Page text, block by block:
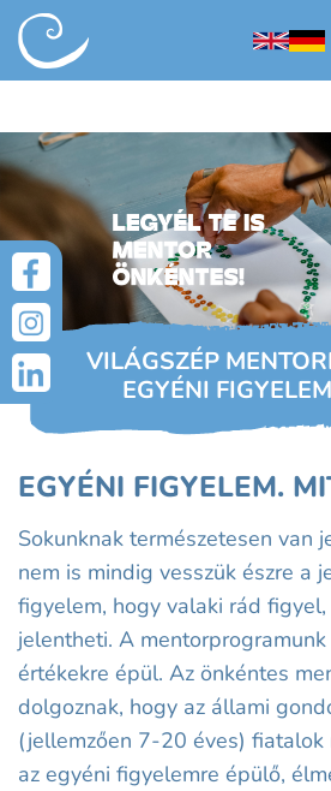
UGRÁS A TARTALOMRA
VILÁGSZÉP
EGYÉNI
EGYÉNI FIGYELEM.
Sokunknak természetesen van
nem is mindig vesszük észre a
figyelem, hogy valaki rád
jelentheti. A
értékekre épül. Az önkéntes
dolgoznak, hogy az állami
(jellemzően 7-20 éves)
az egyéni figyelemre épülő,